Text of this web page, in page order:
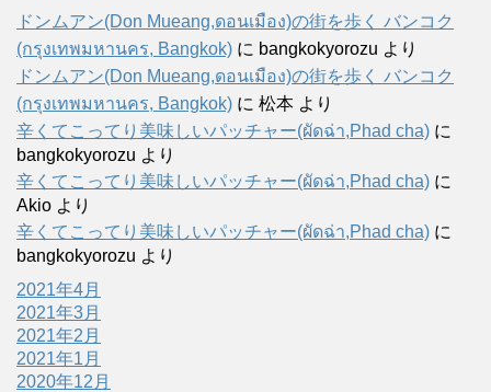
ドンムアン(Don Mueang,ดอนเมือง)の街を歩く バンコク
(กรุงเทพมหานคร, Bangkok) に bangkokyorozu より
ドンムアン(Don Mueang,ดอนเมือง)の街を歩く バンコク
(กรุงเทพมหานคร, Bangkok) に 松本 より
辛くてこってり美味しいパッチャー(ผัดฉ่า,Phad cha) に
bangkokyorozu より
辛くてこってり美味しいパッチャー(ผัดฉ่า,Phad cha) に
Akio より
辛くてこってり美味しいパッチャー(ผัดฉ่า,Phad cha) に
bangkokyorozu より
2021年4月
2021年3月
2021年2月
2021年1月
2020年12月